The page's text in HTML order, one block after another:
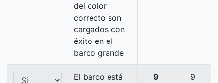
del color
correcto son
cargados con
éxito en el
barco grande
El barco está
9 9